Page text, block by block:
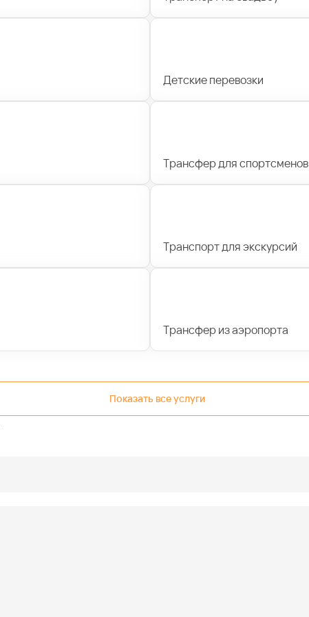
Детские перевозки
Трансфер для спортсменов
Транспорт для экскурсий
Трансфер из аэропорта
Показать все услуги